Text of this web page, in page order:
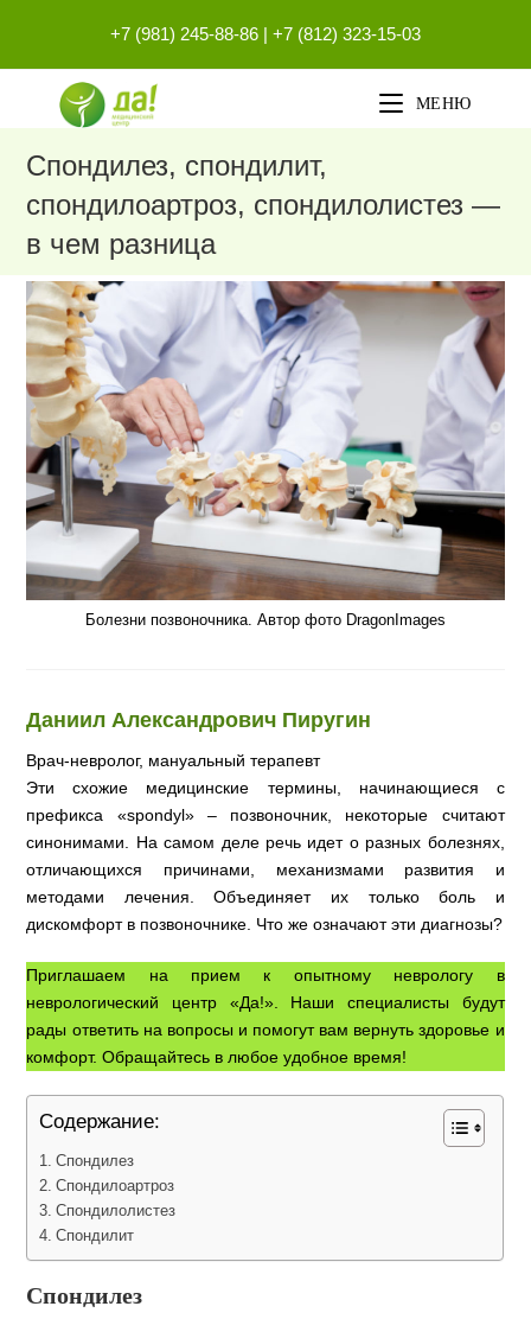
содержимому
+7 (981) 245-88-86 | +7 (812) 323-15-03
МЕНЮ
Спондилез, спондилит,
спондилоартроз, спондилолистез —
в чем разница
Болезни позвоночника. Автор фото DragonImages
Даниил Александрович Пиругин
Врач-невролог, мануальный терапевт
Эти схожие медицинские термины, начинающиеся с
префикса «spondyl» – позвоночник, некоторые считают
синонимами. На самом деле речь идет о разных болезнях,
отличающихся причинами, механизмами развития и
методами лечения. Объединяет их только боль и
дискомфорт в позвоночнике. Что же означают эти диагнозы?
Приглашаем на прием к опытному неврологу в
неврологический центр «Да!». Наши специалисты будут
рады ответить на вопросы и помогут вам вернуть здоровье и
комфорт. Обращайтесь в любое удобное время!
Содержание:
Спондилез
Спондилоартроз
Спондилолистез
Спондилит
Спондилез